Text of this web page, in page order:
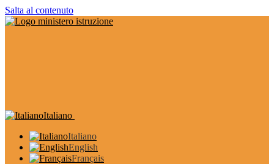
Salta al contenuto
Italiano
Italiano
English
Français